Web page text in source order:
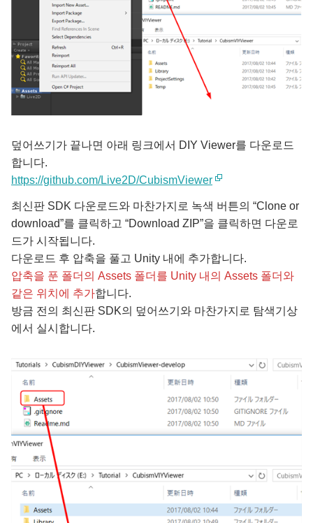
덮어쓰기가 끝나면 아래 링크에서 DIY Viewer를 다운로드
합니다.
https://github.com/Live2D/CubismViewer
최신판 SDK 다운로드와 마찬가지로 녹색 버튼의 “Clone or
download”를 클릭하고 “Download ZIP”을 클릭하면 다운로
드가 시작됩니다.
다운로드 후 압축을 풀고 Unity 내에 추가합니다.
압축을 푼 폴더의 Assets 폴더를 Unity 내의 Assets 폴더와
같은 위치에 추가합니다.
방금 전의 최신판 SDK의 덮어쓰기와 마찬가지로 탐색기상
에서 실시합니다.